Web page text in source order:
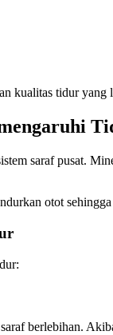
kualitas tidur yang
saraf pusat.
otot
berlebihan.